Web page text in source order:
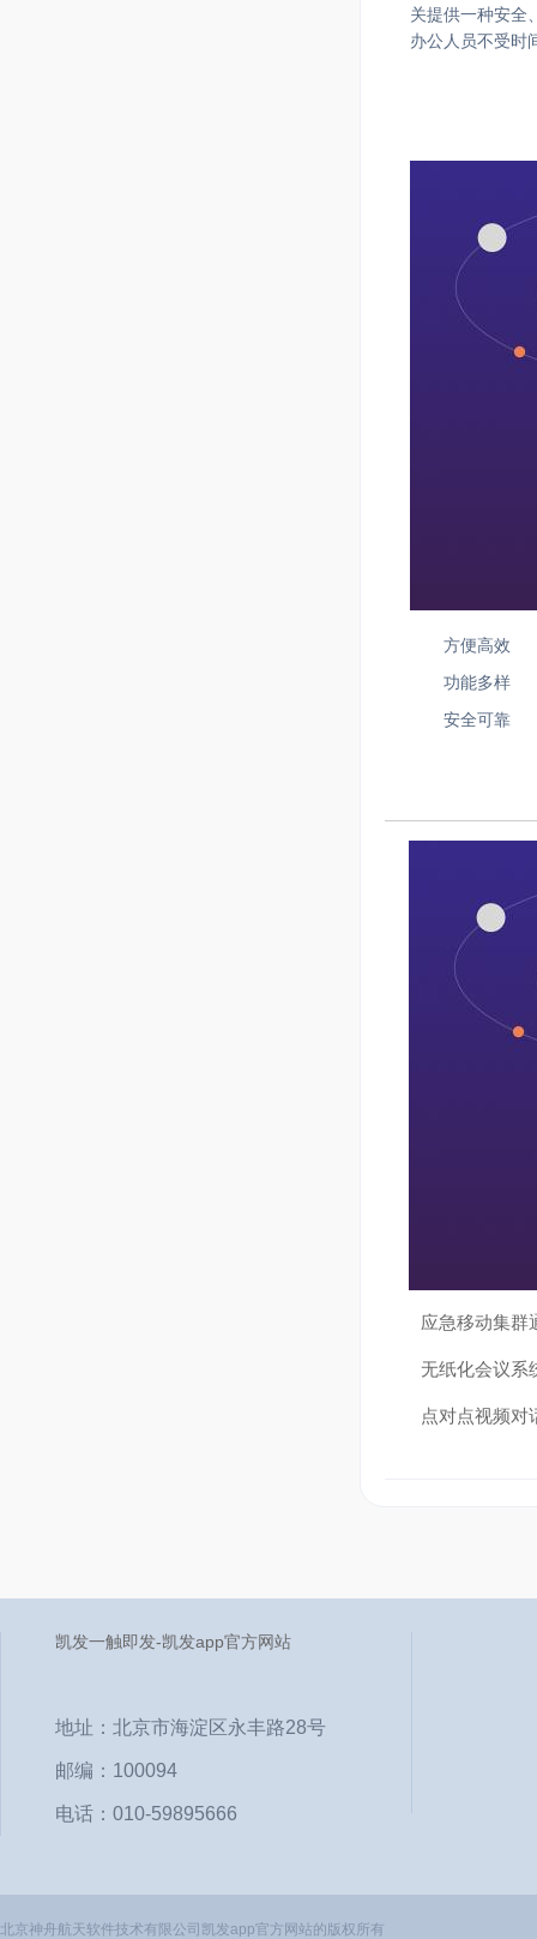
关提供一种安全
办公人员不受时
方便高效
功能多样
安全可靠
应急移动集群
无纸化会议系
点对点视频对
凯发一触即发-凯发app官方网站
地址：北京市海淀区永丰路28号
邮编：100094
电话：010-59895666
北京神舟航天软件技术有限公司凯发app官方网站的版权所有